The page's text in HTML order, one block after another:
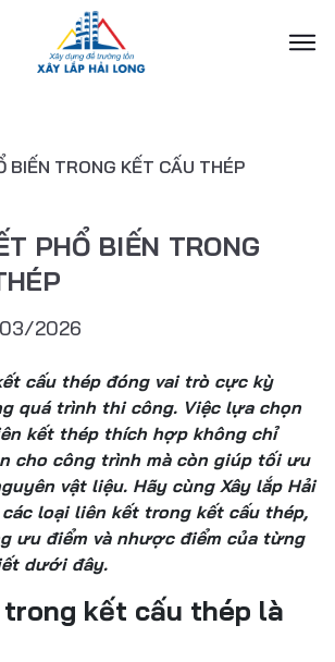
BIẾN TRONG KẾT CẤU THÉP
PHỔ BIẾN TRONG
2026
cấu thép đóng vai trò cực kỳ
quá trình thi công. Việc lựa chọn
kết thép thích hợp không chỉ
cho công trình mà còn giúp tối ưu
vật liệu. Hãy cùng Xây lắp Hải
các loại liên kết trong kết cấu thép,
ưu điểm và nhược điểm của từng
dưới đây.
kết cấu thép là